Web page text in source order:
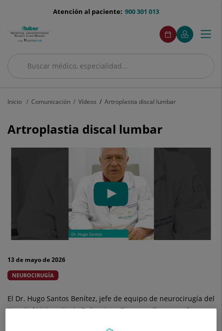
menu-
900 301 013
Atención al paciente:
Buscar
Buscar
menuAcceso
Pedir
cita
Este
enlace
se
en
Mi
Quirónsalud
Este
enlace
se
en
ventana
nueva.
Menú
Inicio Comunicación Vídeos Artroplastia discal lumbar
Artroplastia discal lumbar
13 de mayo de 2026
NEUROCIRUGÍA
El Dr. Hugo Santos Benítez, jefe de equipo de neurocirugía del
Hospital Universitario Ruber Juan Bravo explica en qué